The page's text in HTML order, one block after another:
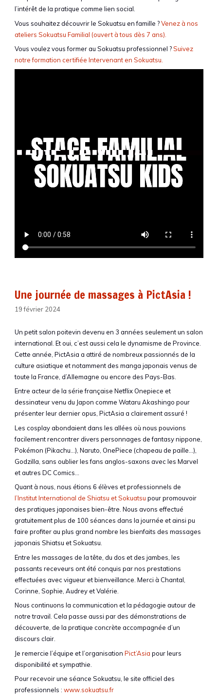
l’intérêt de la pratique comme lien social.
Vous souhaitez découvrir le Sokuatsu en famille ?Venez à nos
ateliers Sokuatsu Familial (ouvert à tous dès 7 ans).
Vous voulez vous former au Sokuatsu professionnel ?Suivez
notre formation certifiée Intervenant en Sokuatsu.
Une journée de massages à PictAsia !
19 février 2024
Un petit salon poitevin devenu en 3 années seulement un salon
international. Et oui, c’est aussi cela le dynamisme de Province.
Cette année, PictAsia a attiré de nombreux passionnés de la
culture asiatique et notamment des manga japonais venus de
toute la France, d’Allemagne ou encore des Pays-Bas.
Entre acteur de la série française Netflix Onepiece et
dessinateur venu du Japon comme Wataru Akashingo pour
présenter leur dernier opus, PictAsia a clairement assuré !
Les cosplayabondaient dans les allées où nous pouvions
facilement rencontrer divers personnages de fantasy nippone,
Pokémon (Pikachu…), Naruto, OnePiece (chapeau de paille…),
Godzilla, sans oublier les fans anglos-saxons avec les Marvel
et autres DC Comics…
Quant à nous, nous étions 6 élèves et professionnels de
l’Institut International de Shiatsu et Sokuatsu pour promouvoir
des pratiques japonaises bien-être. Nous avons effectué
gratuitement plus de 100 séances dans la journée et ainsi pu
faire profiter au plus grand nombre les bienfaits des massages
japonais Shiatsu et Sokuatsu.
Entre les massages de la tête, du dos et des jambes, les
passants receveurs ont été conquis par nos prestations
effectuées avec vigueur et bienveillance. Merci à Chantal,
Corinne, Sophie, Audrey et Valérie.
Nous continuons la communication et la pédagogie autour de
notre travail. Cela passe aussi par des démonstrations de
découverte, de la pratique concrète accompagnée d’un
discours clair.
Je remercie l’équipe et l’organisation Pict’Asia pour leurs
disponibilité et sympathie.
Pour recevoir une séance Sokuatsu, le site officiel des
professionnels : www.sokuatsu.fr